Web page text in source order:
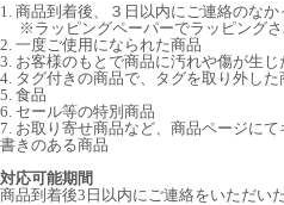
1. 商品到着後、３日以内にご連絡のなか
※ラッピングペーパーでラッピングさ
2. 一度ご使用になられた商品
3. お客様のもとで商品に汚れや傷が生じ
4. タグ付きの商品で、タグを取り外し
5. 食品
6. セール等の特別商品
7. お取り寄せ商品など、商品ページに
書きのある商品
対応可能期間
商品到着後3日以内にご連絡をいただい